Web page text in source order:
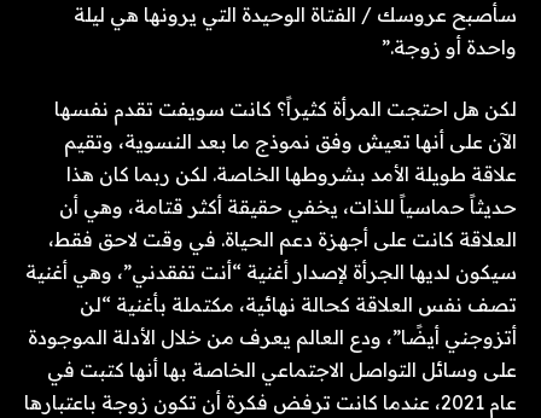
سأصبح عروسك / الفتاة الوحيدة التي يرونها هي ليلة
واحدة أو زوجة.”
لكن هل احتجت المرأة كثيراً؟ كانت سويفت تقدم نفسها
الآن على أنها تعيش وفق نموذج ما بعد النسوية، وتقيم
علاقة طويلة الأمد بشروطها الخاصة. لكن ربما كان هذا
حديثاً حماسياً للذات، يخفي حقيقة أكثر قتامة، وهي أن
العلاقة كانت على أجهزة دعم الحياة. في وقت لاحق فقط،
سيكون لديها الجرأة لإصدار أغنية “أنت تفقدني”، وهي أغنية
تصف نفس العلاقة كحالة نهائية، مكتملة بأغنية “لن
أتزوجني أيضًا”، ودع العالم يعرف من خلال الأدلة الموجودة
على وسائل التواصل الاجتماعي الخاصة بها أنها كتبت في
عام 2021، عندما كانت ترفض فكرة أن تكون زوجة باعتبارها